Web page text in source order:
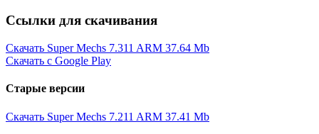
Ссылки для скачивания
Скачать Super Mechs 7.311 ARM 37.64 Mb
Скачать с Google Play
Старые версии
Скачать Super Mechs 7.211 ARM 37.41 Mb